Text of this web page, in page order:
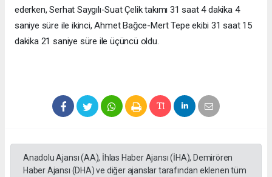
ederken, Serhat Saygılı-Suat Çelik takımı 31 saat 4 dakika 4
saniye süre ile ikinci, Ahmet Bağce-Mert Tepe ekibi 31 saat 15
dakika 21 saniye süre ile üçüncü oldu.
Anadolu Ajansı (AA), İhlas Haber Ajansı (İHA), Demirören
Haber Ajansı (DHA) ve diğer ajanslar tarafından eklenen tüm